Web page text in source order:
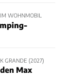
WOHNMOBIL
GRANDE (2027)
Max